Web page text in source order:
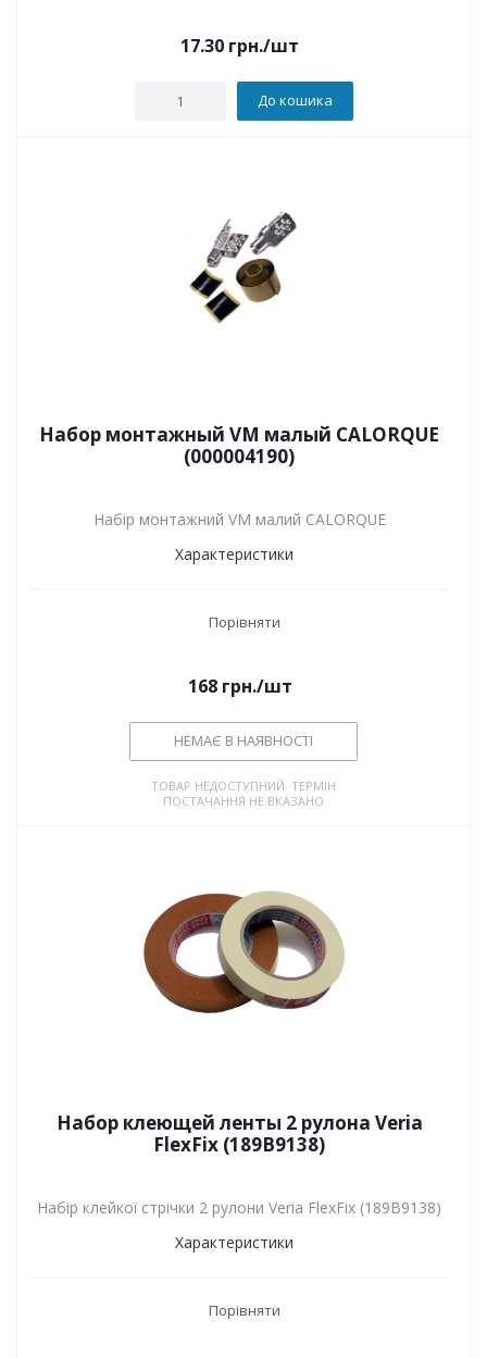
17.30 грн./шт
До кошика
Набор монтажный VM малый CALORQUE
(000004190)
Набір монтажний VM малий CALORQUE
Характеристики
Порівняти
168грн./шт
НЕМАЄ В НАЯВНОСТІ
ТОВАР НЕДОСТУПНИЙ. ТЕРМІН
ПОСТАЧАННЯ НЕ ВКАЗАНО
Набор клеющей ленты 2 рулона Veria
FlexFix (189B9138)
Набір клейкої стрічки 2 рулони Veria FlexFix (189B9138)
Характеристики
Порівняти